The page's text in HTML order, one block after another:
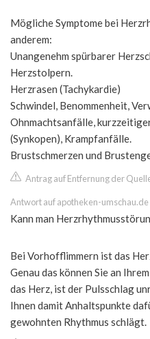
Mögliche Symptome bei
anderem:
Unangenehm spürbarer
Herzstolpern.
Herzrasen (Tachykardie)
Schwindel, Benommenheit,
Ohnmachtsanfälle,
(Synkopen), Krampfanfälle.
Brustschmerzen und
Antrag auf Entfernung der
Antwort auf apotheken-umschau.de
Kann man
Bei Vorhofflimmern ist das
Genau das können Sie an
das Herz, ist der Pulsschlag
Ihnen damit Anhaltspunkte
gewohnten Rhythmus schlägt.